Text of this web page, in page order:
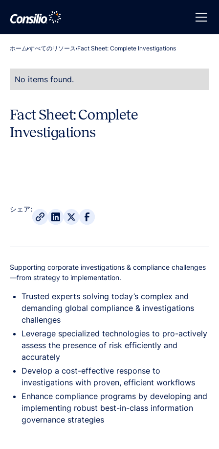
ホーム すべてのリソース Fact Sheet: Complete Investigations
No items found.
Fact Sheet: Complete
Investigations
シェア:
Supporting corporate investigations & compliance challenges
—from strategy to implementation.
Trusted experts solving today’s complex and
demanding global compliance & investigations
challenges
Leverage specialized technologies to pro-actively
assess the presence of risk efficiently and
accurately
Develop a cost-effective response to
investigations with proven, efficient workflows
Enhance compliance programs by developing and
implementing robust best-in-class information
governance strategies